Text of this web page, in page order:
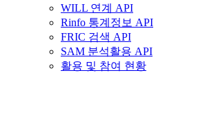
WILL 연계 API
Rinfo 통계정보 API
FRIC 검색 API
SAM 분석활용 API
활용 및 참여 현황